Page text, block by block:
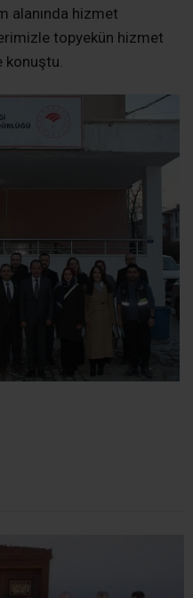
alanında hizmet
topyekün hizmet
konuştu.